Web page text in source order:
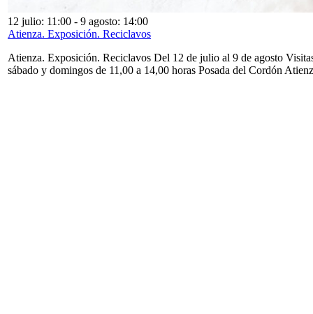
12 julio: 11:00 - 9 agosto: 14:00
Atienza. Exposición. Reciclavos
Atienza. Exposición. Reciclavos Del 12 de julio al 9 de agosto
sábado y domingos de 11,00 a 14,00 horas Posada del Cordón